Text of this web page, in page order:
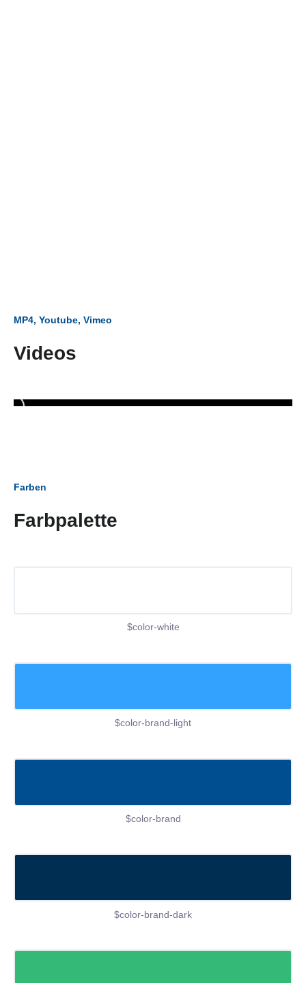
MP4, Youtube, Vimeo
Videos
Farben
Farbpalette
$color-white
$color-brand-light
$color-brand
$color-brand-dark